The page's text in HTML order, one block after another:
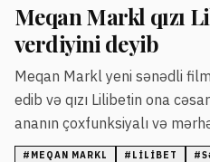
Meqan Markl qızı
verdiyini deyib
Meqan Markl yeni sənədli
edib və qızı Lilibetin ona
ananın çoxfunksiyalı və
# MEQAN MARKL # LILIBET #